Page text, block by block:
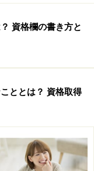
人たち、最新の
資格欄の書き方と
ととは？ 資格取得